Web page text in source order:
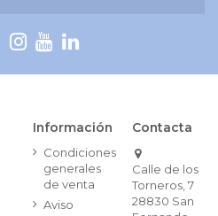
Información
Condiciones
generales
de venta
Aviso
Contacta
Calle de los
Torneros, 7
28830 San